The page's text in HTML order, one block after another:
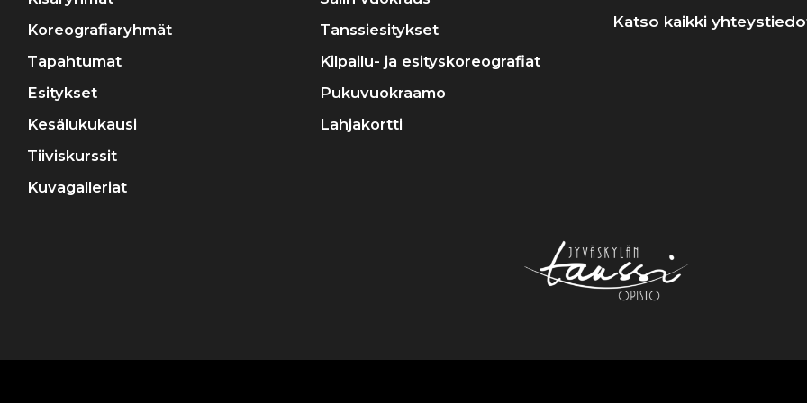
Koreografiaryhmät
Tapahtumat
Esitykset
Kesälukukausi
Tiiviskurssit
Kuvagalleriat
Tanssiesitykset
Kilpailu- ja esityskoreografiat
Pukuvuokraamo
Lahjakortti
Katso kaikki